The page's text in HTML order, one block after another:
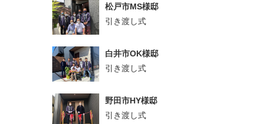
松戸市MS様邸
引き渡し式
白井市OK様邸
引き渡し式
野田市HY様邸
引き渡し式